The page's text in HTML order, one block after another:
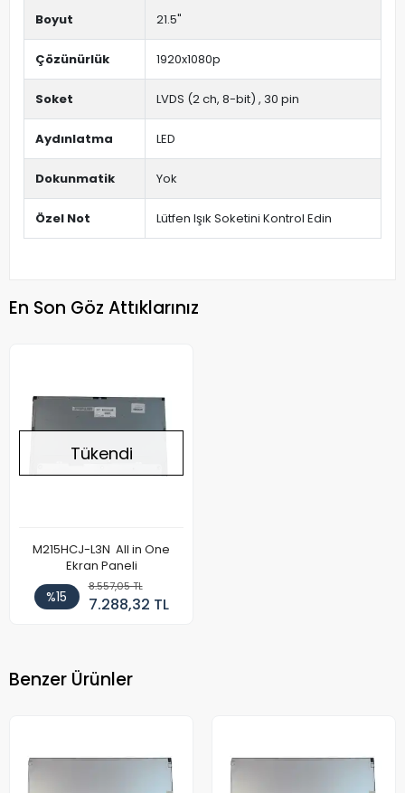
Boyut 21.5"
Çözünürlük 1920x1080p
Soket LVDS (2 ch, 8-bit) , 30 pin
Aydınlatma LED
Dokunmatik Yok
Özel Not Lütfen Işık Soketini Kontrol Edin
En Son Göz Attıklarınız
Tükendi
M215HCJ-L3N All in One
Ekran Paneli
%15
8.557,05 TL
7.288,32 TL
Benzer Ürünler